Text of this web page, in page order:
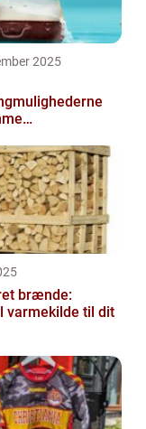
2025
brænde:
varmekilde til dit